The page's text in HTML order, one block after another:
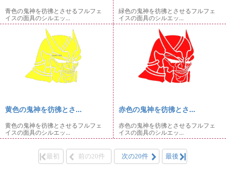
青色の鬼神を彷彿とさせるフルフェ
イスの面具のシルエッ...
緑色の鬼神を彷彿とさせるフルフェ
イスの面具のシルエッ...
黄色の鬼神を彷彿とさ...
黄色の鬼神を彷彿とさせるフルフェ
イスの面具のシルエッ...
赤色の鬼神を彷彿とさ...
赤色の鬼神を彷彿とさせるフルフェ
イスの面具のシルエッ...
最初 前の20件 次の20件 最後